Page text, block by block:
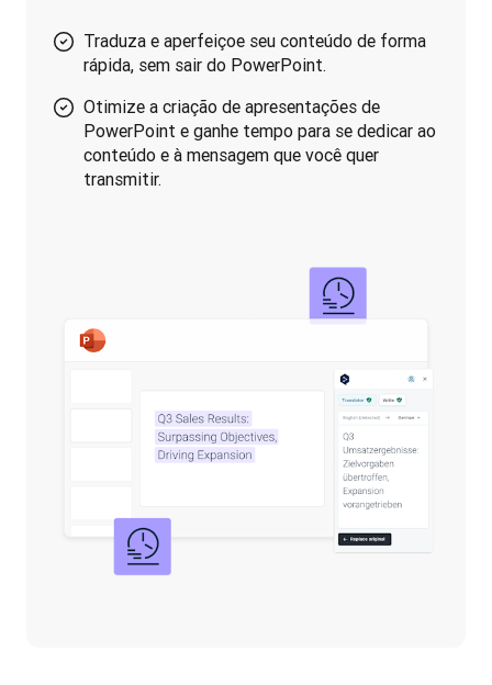
Traduza e aperfeiçoe seu conteúdo de forma
rápida, sem sair do PowerPoint.
Otimize a criação de apresentações de
PowerPoint e ganhe tempo para se dedicar ao
conteúdo e à mensagem que você quer
transmitir.